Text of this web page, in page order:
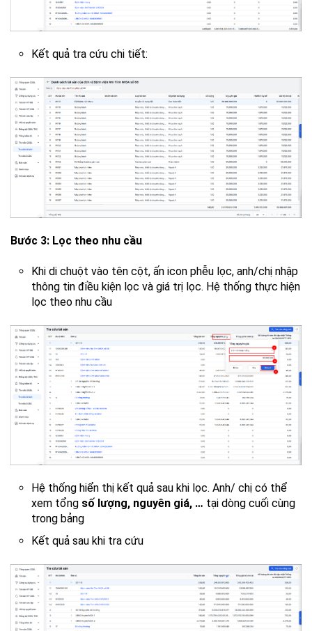
Kết quả tra cứu chi tiết:
Bước 3: Lọc theo nhu cầu
Khi di chuột vào tên cột, ấn icon phễu lọc, anh/chị nhập
thông tin điều kiện lọc và giá trị lọc. Hệ thống thực hiện
lọc theo nhu cầu
Hệ thống hiển thị kết quả sau khi lọc. Anh/ chị có thể
xem tổng số lượng, nguyên giá, … tại dòng cuối cùng
trong bảng
Kết quả sau khi tra cứu